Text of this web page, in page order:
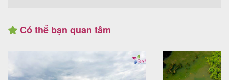
Có thể bạn quan tâm